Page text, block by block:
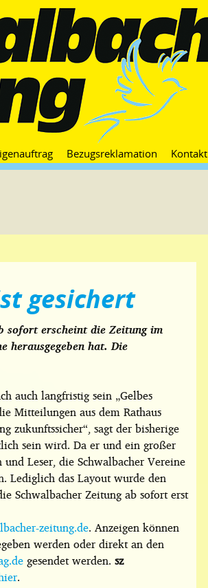
Zum
Inhalt
Bezugsreklamation Kontakt
gesichert
sofort erscheint die Zeitung im
herausgegeben hat. Die
auch langfristig sein „Gelbes
Mitteilungen aus dem Rathaus
zukunftssicher“, sagt der bisherige
sein wird. Da er und ein großer
Leser, die Schwalbacher Vereine
Lediglich das Layout wurde den
Schwalbacher Zeitung ab sofort erst
zeitung.de. Anzeigen können
werden oder direkt an den
gesendet werden. sz
.